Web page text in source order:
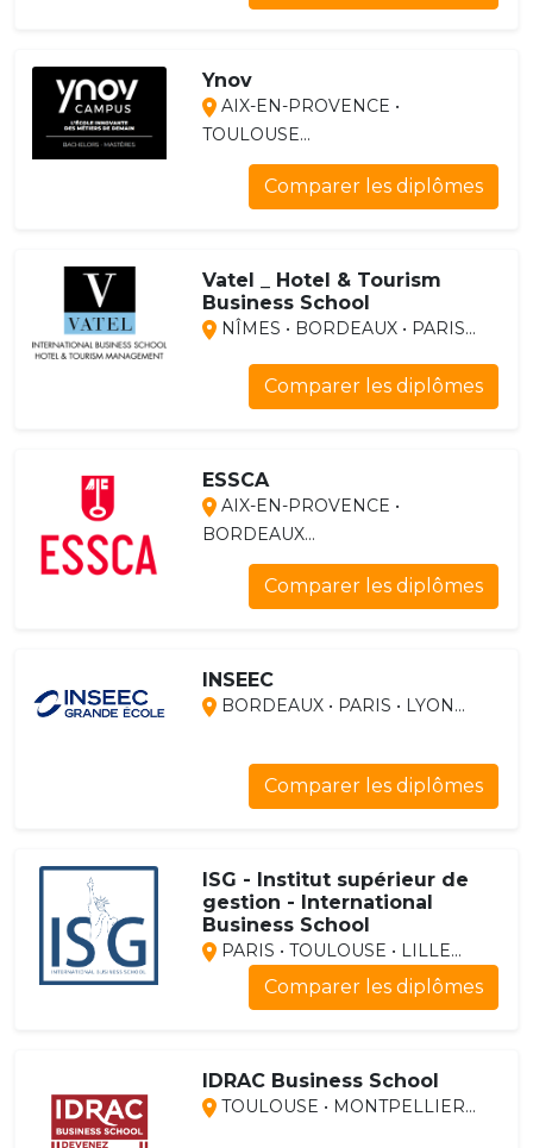
Ynov
AIX-EN-PROVENCE •
TOULOUSE...
Comparer les diplômes
Vatel _ Hotel & Tourism
Business School
NÎMES • BORDEAUX • PARIS...
Comparer les diplômes
ESSCA
AIX-EN-PROVENCE •
BORDEAUX...
Comparer les diplômes
INSEEC
BORDEAUX • PARIS • LYON...
Comparer les diplômes
ISG - Institut supérieur de
gestion - International
Business School
PARIS • TOULOUSE • LILLE...
Comparer les diplômes
IDRAC Business School
TOULOUSE • MONTPELLIER...